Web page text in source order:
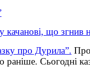
що згнив
про Дурила”.
Сьогодні